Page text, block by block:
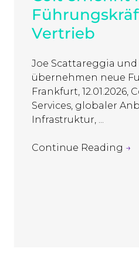
Vertrieb
Joe Scattareggia und
übernehmen neue
Frankfurt, 12.01.2026,
Services, globaler
Infrastruktur, ...
Continue Reading →